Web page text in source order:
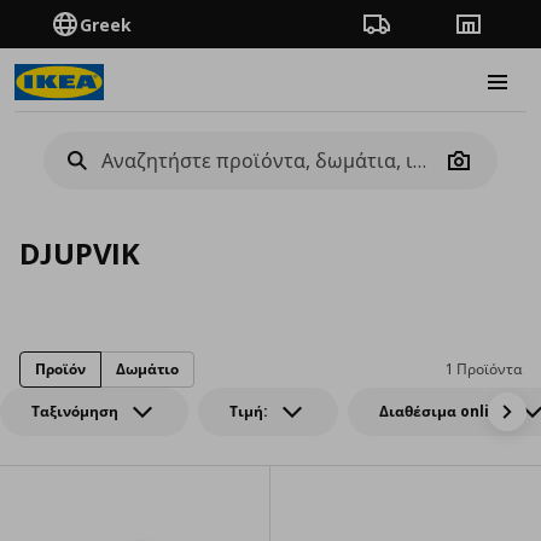
Greek Πορεία παραγγελίας
Camera
DJUPVIK
Ταξινόμηση Τιμή: Διαθέσιμα online
1 Προϊόντα
Προϊόν Δωμάτιο